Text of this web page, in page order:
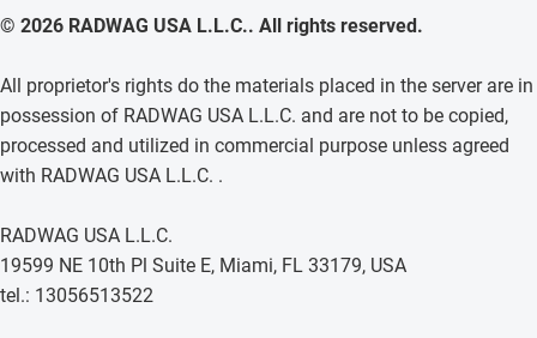
© 2026 RADWAG USA L.L.C.. All rights reserved.
All proprietor's rights do the materials placed in the server are in
possession of RADWAG USA L.L.C. and are not to be copied,
processed and utilized in commercial purpose unless agreed
with RADWAG USA L.L.C. .
RADWAG USA L.L.C.
19599 NE 10th Pl Suite E, Miami, FL 33179, USA
tel.: 13056513522